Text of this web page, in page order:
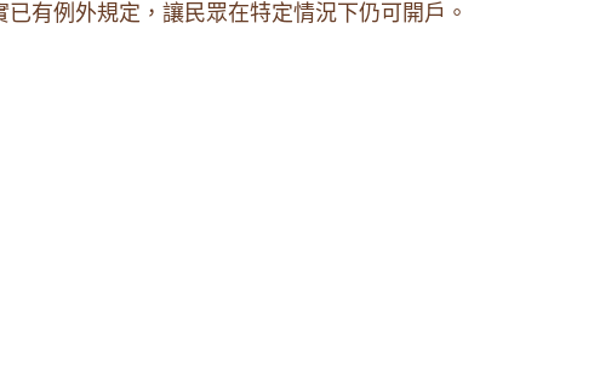
已有例外規定，讓民眾在特定情況下仍可開戶。